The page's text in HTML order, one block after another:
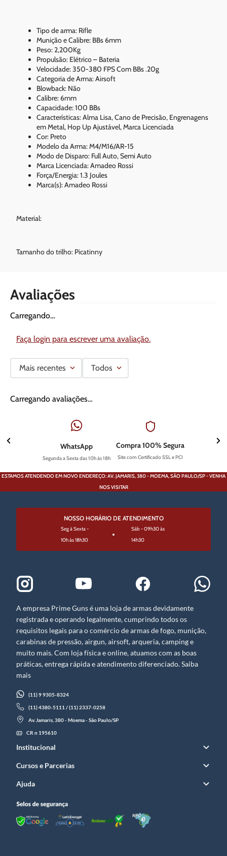
Tipo de arma: Rifle
Munição e Calibre: BBs 6mm
Peso: 2,200Kg
Propulsão: Elétrico – Bateria
Velocidade: 350-380 FPS Com BBs .20g
Categoria de Arma: Airsoft
Blowback: Não
Calibre: 6mm
Capacidade: 100 BBs
Características: Alma Lisa, Cano de Precisão, Engrenagens
em Metal, Hop Up Ajustável, Marca Licenciada
Cor: Preto
Modelo da Arma: M4/M16/AR-15
Modo de Disparo: Full Auto, Semi Auto
Marca Licenciada: Amadeo Rossi
Força/Energia: 1.3 Joules
Marca(s): Amadeo Rossi
Material:
Tamanho do trilho: Picatinny
Avaliações
Carregando…
Faça login para escrever uma avaliação.
Mais recentes Todos
Carregando avaliações…
WhatsApp
Segunda a Sexta das 10h às 18h
Compra 100% Segura
Site com Certificado SSL e PCI
ESTAMOS ATENDENDO EM NOVO ENDEREÇO: AV. JAMARIS, 380 - MOEMA, SÃO PAULO/SP - VENHA
NOS VISITAR
NOSSO HORÁRIO DE ATENDIMENTO
Seg à Sexta -
10h às 18h30
Sáb - 09h30 às
14h30
A empresa Prime Guns é uma loja de armas devidamente
registrada e operando legalmente, cumprindo todos os
requisitos legais para o comércio de armas de fogo, munição,
carabinas de pressão, airgun, airsoft, arqueria, camping e
muito mais. Com loja física e online, atuamos com as boas
práticas, entrega rápida e atendimento diferenciado. Saiba
mais
(11) 9 9305-8324
(11) 4380-5111 / (11) 2337-0258
Av. Jamaris, 380 - Moema - São Paulo/SP
CR n 195610
Institucional
Cursos e Parcerias
Ajuda